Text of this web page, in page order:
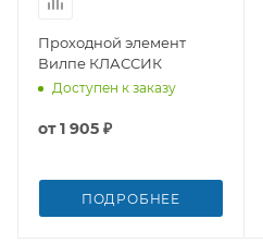
Проходной элемент
Вилпе КЛАССИК
Доступен к заказу
от1 905 ₽
ПОДРОБНЕЕ